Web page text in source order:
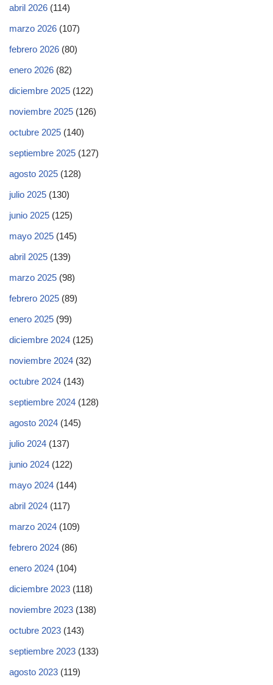
abril 2026 (114)
marzo 2026 (107)
febrero 2026 (80)
enero 2026 (82)
diciembre 2025 (122)
noviembre 2025 (126)
octubre 2025 (140)
septiembre 2025 (127)
agosto 2025 (128)
julio 2025 (130)
junio 2025 (125)
mayo 2025 (145)
abril 2025 (139)
marzo 2025 (98)
febrero 2025 (89)
enero 2025 (99)
diciembre 2024 (125)
noviembre 2024 (32)
octubre 2024 (143)
septiembre 2024 (128)
agosto 2024 (145)
julio 2024 (137)
junio 2024 (122)
mayo 2024 (144)
abril 2024 (117)
marzo 2024 (109)
febrero 2024 (86)
enero 2024 (104)
diciembre 2023 (118)
noviembre 2023 (138)
octubre 2023 (143)
septiembre 2023 (133)
agosto 2023 (119)